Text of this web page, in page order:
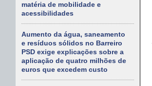
matéria de mobilidade e
acessibilidades
Aumento da água, saneamento
e resíduos sólidos no Barreiro
PSD exige explicações sobre a
aplicação de quatro milhões de
euros que excedem custo